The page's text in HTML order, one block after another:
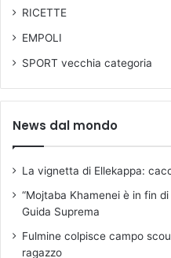
RICETTE
EMPOLI
SPORT vecchia categoria
News dal mondo
La vignetta di Ellekappa:
“Mojtaba Khamenei è in fin
Guida Suprema
Fulmine colpisce campo
ragazzo